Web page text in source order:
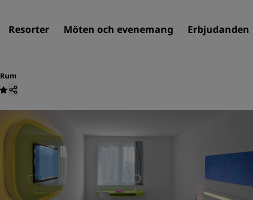
Resorter Möten och evenemang Erbjudanden
Resorter
Servicelägenheter
Flygplatshotell
Nya och kommande
Rum